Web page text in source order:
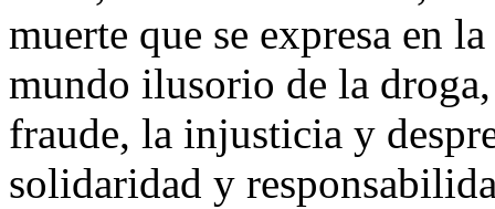
muerte que se expresa en
mundo ilusorio de la
fraude, la injusticia y
solidaridad y